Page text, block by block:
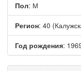
Пол: М
Регион: 40
Год рождения: